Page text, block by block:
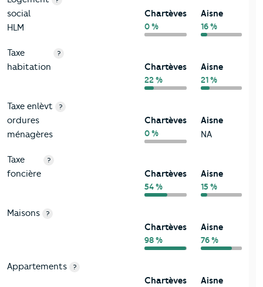
social
HLM
Chartèves
0 %
Aisne
16 %
Taxe
habitation
?
Chartèves
22 %
Aisne
21 %
Taxe enlèvt
ordures
ménagères
?
Chartèves
0 %
Aisne
NA
Taxe
foncière
?
Chartèves
54 %
Aisne
15 %
Maisons ?
Chartèves
98 %
Aisne
76 %
Appartements ?
Chartèves Aisne